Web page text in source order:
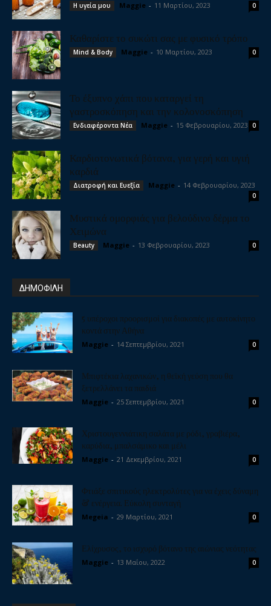
Η υγεία μου Maggie - 11 Μαρτίου, 2023 0
Καθαρίστε το συκώτι σας με φυσικό τρόπο
Mind & Body Maggie - 10 Μαρτίου, 2023 0
Το έξυπνο χάπι που καταργεί τη
γαστροσκόπηση και την κολονοσκόπηση
Ενδιαφέροντα Νέα Maggie - 15 Φεβρουαρίου, 2023 0
Καρδιοτονωτικά βότανα, για γερή και υγιή
καρδιά
Διατροφή και Ευεξία Maggie - 14 Φεβρουαρίου, 2023
0
Μυστικά ομορφιάς για βελούδινο δέρμα το
Χειμώνα
Beauty Maggie - 13 Φεβρουαρίου, 2023 0
ΔΗΜΟΦΙΛΗ
5 υπέροχοι προορισμοί για διακοπές με αυτοκίνητο
κοντά στην Αθήνα
Maggie - 14 Σεπτεμβρίου, 2021 0
Μπιφτέκια λαχανικών, η θεϊκή γεύση που θα
ξετρελλάνει τα παιδιά
Maggie - 25 Σεπτεμβρίου, 2021 0
Χριστουγεννιάτικη σαλάτα με ρόδι, γραβιέρα,
καρύδια, μπαλσάμικο και μέλι
Maggie - 21 Δεκεμβρίου, 2021 0
Φτιάξε σπιτικούς ηλεκτρολύτες για να έχεις δύναμη
& ενέργεια. Εύκολη συνταγή
Megeia - 29 Μαρτίου, 2021 0
Ελίχρυσος, το ισχυρό βότανο της αιώνιας νεότητας
Maggie - 13 Μαΐου, 2022 0